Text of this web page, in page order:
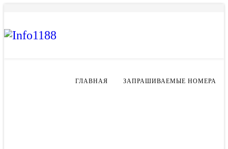
ГЛАВНАЯ ЗАПРАШИВАЕМЫЕ НОМЕРА